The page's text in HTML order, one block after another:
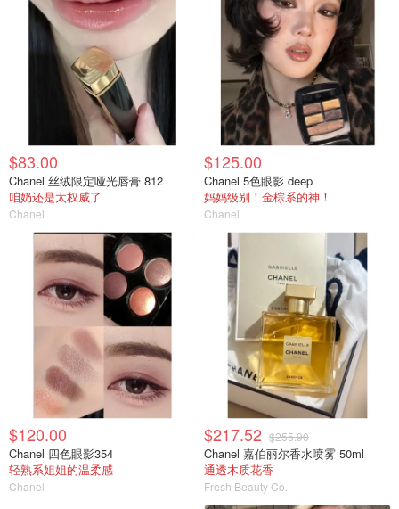
$83.00
Chanel 丝绒限定哑光唇膏 812
咱奶还是太权威了
Chanel
$125.00
Chanel 5色眼影 deep
妈妈级别！金棕系的神！
Chanel
$120.00
Chanel 四色眼影354
轻熟系姐姐的温柔感
Chanel
$217.52 $255.90
Chanel 嘉伯丽尔香水喷雾 50ml
通透木质花香
Fresh Beauty Co.